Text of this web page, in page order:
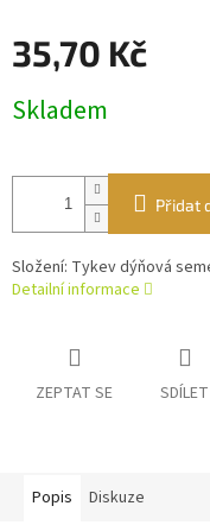
35,70 Kč
cena:
Skladem
Přidat
Složení: Tykev dýňová
Detailní informace
ZEPTAT SE SDÍLET
Popis Diskuze